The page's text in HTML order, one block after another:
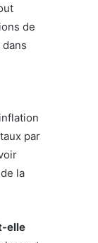
de
par
la
elle